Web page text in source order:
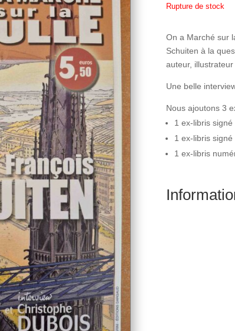
Rupture de stock
On a Marché sur
Schuiten à la
auteur,
Une belle
Nous ajoutons 3
1 ex-libris
1 ex-libris
1 ex-libris